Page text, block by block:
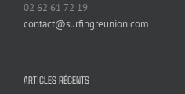
02 62 61 72 19
contact@surfingreunion.com
ARTICLES RÉCENTS